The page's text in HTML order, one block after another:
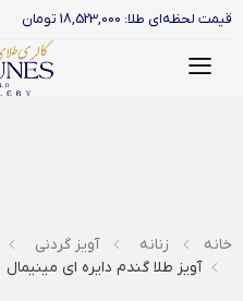
قیمت لحظه‌ای طلا: 18,523,000 تومان
خانه زنانه آویز گردنی
آویز طلا گندم دایره ای مینیمال